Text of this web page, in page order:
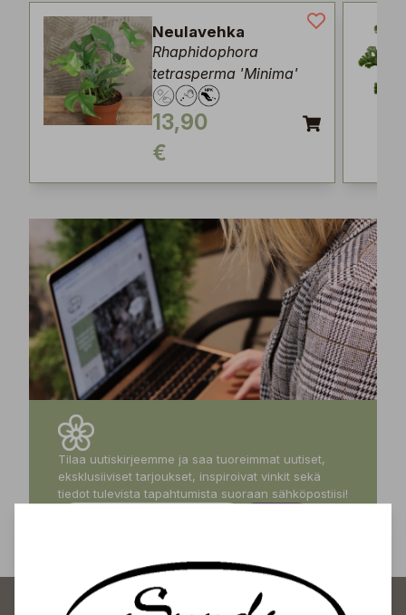
Neulavehka
Rhaphidophora
tetrasperma 'Minima'
13,90
€
Tilaa uutiskirjeemme ja saa tuoreimmat uutiset,
eksklusiiviset tarjoukset, inspiroivat vinkit sekä
tiedot tulevista tapahtumista suoraan sähköpostiisi!